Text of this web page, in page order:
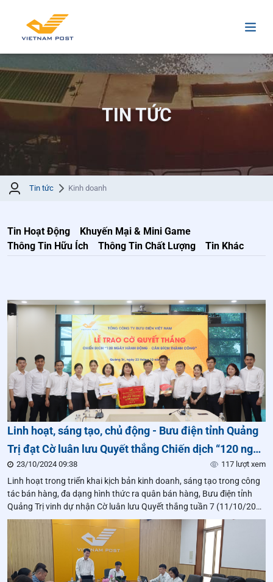
TIN TỨC
Tin tức Kinh doanh
Tin Hoạt Động
Khuyến Mại & Mini Game
Thông Tin Hữu Ích
Thông Tin Chất Lượng Tin Khác
Linh hoạt, sáng tạo, chủ động - Bưu điện tỉnh Quảng
Trị đạt Cờ luân lưu Quyết thắng Chiến dịch “120 ngày
hành động - Cán đích thành công”
23/10/2024 09:38 117 lượt xem
Linh hoạt trong triển khai kịch bản kinh doanh, sáng tạo trong công
tác bán hàng, đa dạng hình thức ra quân bán hàng, Bưu điện tỉnh
Quảng Trị vinh dự nhận Cờ luân lưu Quyết thắng tuần 7 (11/10/2024
- 17/10/2024) của Chiến dịch “120 ngày hành động - Cán đích thành